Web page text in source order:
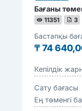
Бағаны
11351 3
Бастапқы
₸74
Кепілдік
Сату бағасы
Ең төменгі